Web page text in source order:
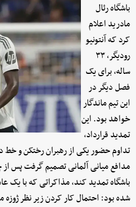
باشگاه رئال
مادرید اعلام
کرد که آنتونیو
رودیگر، ۳۳
ساله، برای یک
فصل دیگر در
این تیم ماندگار
خواهد بود. این
تمدید قرارداد،
تداوم حضور یکی از رهبران رختکن و خط
مدافع میانی آلمانی تصمیم گرفت پس از
باشگاه تمدید کند، مذاکراتی که با یک
شده بود: احتمال کار کردن زیر نظر ژوزه